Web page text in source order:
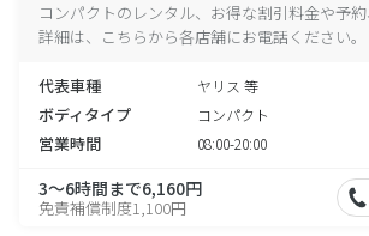
コンパクトのレンタル、お得な割引料金や予
詳細は、こちらから各店舗にお電話ください。
代表車種 ヤリス 等
ボディタイプ コンパクト
営業時間 08:00-20:00
3～6時間まで6,160円
免責補償制度1,100円